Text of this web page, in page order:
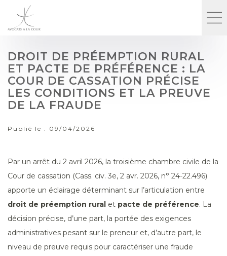
DROIT DE PRÉEMPTION RURAL
ET PACTE DE PRÉFÉRENCE : LA
COUR DE CASSATION PRÉCISE
LES CONDITIONS ET LA PREUVE
DE LA FRAUDE
Publié le : 09/04/2026
Par un arrêt du 2 avril 2026, la troisième chambre civile de la
Cour de cassation (Cass. civ. 3e, 2 avr. 2026, n° 24-22.496)
apporte un éclairage déterminant sur l’articulation entre
droit de préemption rural et pacte de préférence. La
décision précise, d’une part, la portée des exigences
administratives pesant sur le preneur et, d’autre part, le
niveau de preuve requis pour caractériser une fraude